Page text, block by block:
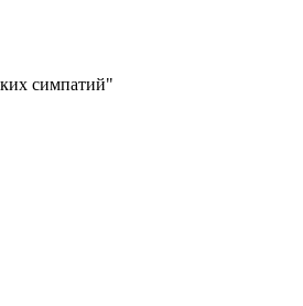
симпатий"